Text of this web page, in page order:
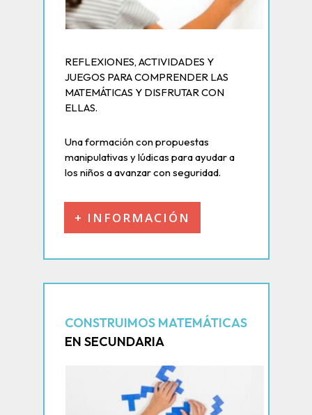
REFLEXIONES, ACTIVIDADES Y
JUEGOS PARA COMPRENDER LAS
MATEMÁTICAS Y DISFRUTAR CON
ELLAS.
Una formación con propuestas
manipulativas y lúdicas para ayudar a
los niños a avanzar con seguridad.
+ INFORMACIÓN
CONSTRUIMOS MATEMÁTICAS
EN SECUNDARIA